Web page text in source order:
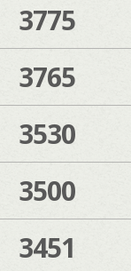
3775
3765
3530
3500
3451